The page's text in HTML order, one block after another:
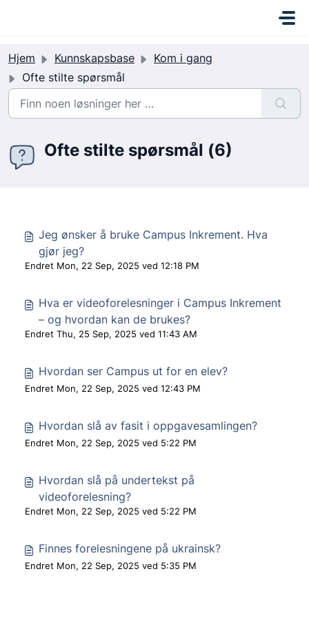
p
u
s
I
k
r
Hjem Kunnskapsbase
Kom i gang
Ofte stilte spørsmål
Ofte stilte spørsmål (6)
Jeg ønsker å bruke Campus Inkrement. Hva
gjør jeg?
Endret Mon, 22 Sep, 2025 ved 12:18 PM
Hva er videoforelesninger i Campus Inkrement
– og hvordan kan de brukes?
Endret Thu, 25 Sep, 2025 ved 11:43 AM
Hvordan ser Campus ut for en elev?
Endret Mon, 22 Sep, 2025 ved 12:43 PM
Hvordan slå av fasit i oppgavesamlingen?
Endret Mon, 22 Sep, 2025 ved 5:22 PM
Hvordan slå på undertekst på
videoforelesning?
Endret Mon, 22 Sep, 2025 ved 5:22 PM
Finnes forelesningene på ukrainsk?
Endret Mon, 22 Sep, 2025 ved 5:35 PM